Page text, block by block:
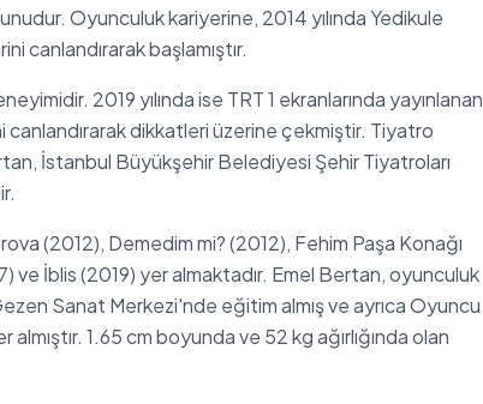
Oyunculuk kariyerine, 2014 yılında Yedikule
canlandırarak başlamıştır.
2019 yılında ise TRT 1 ekranlarında yayınlanan
canlandırarak dikkatleri üzerine çekmiştir. Tiyatro
İstanbul Büyükşehir Belediyesi Şehir Tiyatroları
(2012), Demedim mi? (2012), Fehim Paşa Konağı
ve İblis (2019) yer almaktadır. Emel Bertan, oyunculuk
Sanat Merkezi'nde eğitim almış ve ayrıca Oyuncu
1.65 cm boyunda ve 52 kg ağırlığında olan